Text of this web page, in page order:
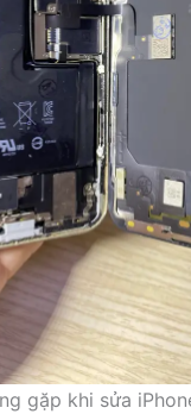
gặp khi sửa